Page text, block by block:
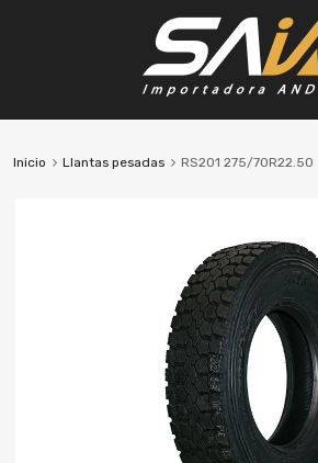
Inicio Llantas pesadas RS201 275/70R22.50